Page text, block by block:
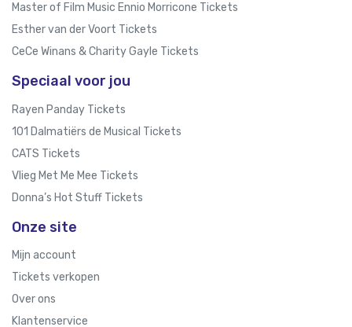
Master of Film Music Ennio Morricone Tickets
Esther van der Voort Tickets
CeCe Winans & Charity Gayle Tickets
Speciaal voor jou
Rayen Panday Tickets
101 Dalmatiërs de Musical Tickets
CATS Tickets
Vlieg Met Me Mee Tickets
Donna’s Hot Stuff Tickets
Onze site
Mijn account
Tickets verkopen
Over ons
Klantenservice